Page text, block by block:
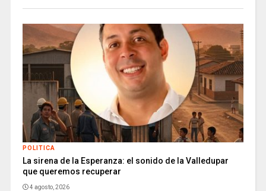
POLITICA
La sirena de la Esperanza: el sonido de la Valledupar
que queremos recuperar
4 agosto, 2026